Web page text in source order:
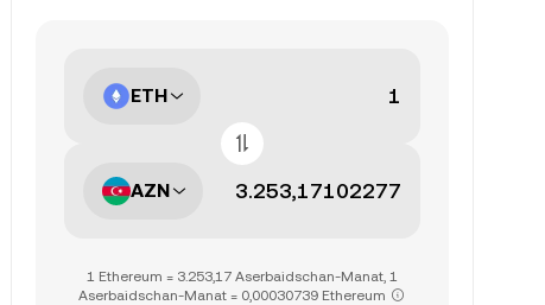
ETH
AZN
1 Ethereum = 3.253,17 Aserbaidschan-Manat, 1
Aserbaidschan-Manat = 0,00030739 Ethereum